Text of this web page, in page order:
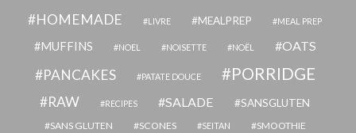
HOMEMADE LIVRE MEALPREP MEAL PREP
MUFFINS NOEL NOISETTE NOËL OATS
PANCAKES PATATE DOUCE PORRIDGE
RAW RECIPES SALADE SANSGLUTEN
SANS GLUTEN SCONES SEITAN SMOOTHIE